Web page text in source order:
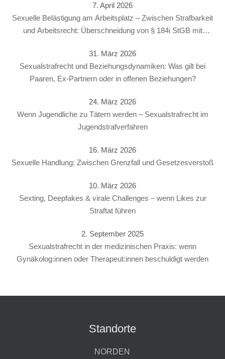
7. April 2026
Sexuelle Belästigung am Arbeitsplatz – Zwischen Strafbarkeit
und Arbeitsrecht: Überschneidung von § 184i StGB mit
31. März 2026
Sexualstrafrecht und Beziehungsdynamiken: Was gilt bei
Paaren, Ex-Partnern oder in offenen Beziehungen?
24. März 2026
Wenn Jugendliche zu Tätern werden – Sexualstrafrecht im
Jugendstrafverfahren
16. März 2026
Sexuelle Handlung: Zwischen Grenzfall und Gesetzesverstoß
10. März 2026
Sexting, Deepfakes & virale Challenges – wenn Likes zur
Straftat führen
2. September 2025
Sexualstrafrecht in der medizinischen Praxis: wenn
Gynäkolog:innen oder Therapeut:innen beschuldigt werden
Standorte
NORDEN